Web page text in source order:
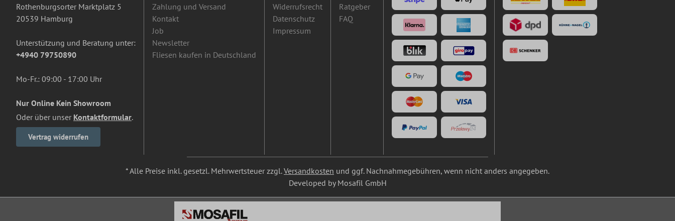
Rothenburgsorter Marktplatz 5
20539 Hamburg
Unterstützung und Beratung unter:
+4940 79750890
Mo-Fr.: 09:00 - 17:00 Uhr
Nur Online Kein Showroom
Oder über unser Kontaktformular.
Vertrag widerrufen
Zahlung und Versand
Kontakt
Job
Newsletter
Fliesen kaufen in Deutschland
Widerrufsrecht
Datenschutz
Impressum
Ratgeber
FAQ
* Alle Preise inkl. gesetzl. Mehrwertsteuer zzgl.Versandkosten und ggf. Nachnahmegebühren, wenn nicht anders angegeben.
Developed by Mosafil GmbH